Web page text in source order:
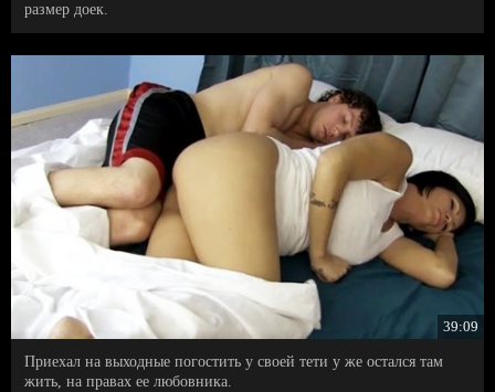
размер доек.
39:09
Приехал на выходные погостить у своей тети у же остался там
жить, на правах ее любовника.